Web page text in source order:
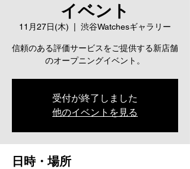
イベント
11月27日(木) 渋谷Watchesギャラリー
信頼のある評価サービスをご提供する新店舗
のオープニングイベント。
受付が終了しました
他のイベントを見る
日時・場所